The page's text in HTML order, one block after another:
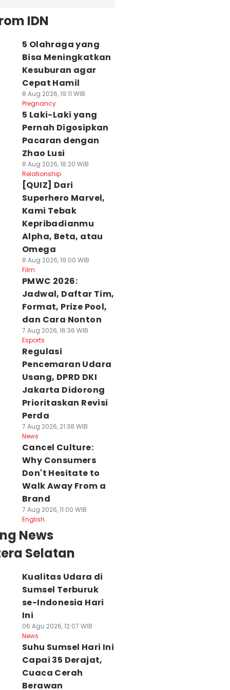
IDN
5 Olahraga yang
Bisa Meningkatkan
Kesuburan agar
Cepat Hamil
8 Aug 2026, 19:11 WIB
Pregnancy
5 Laki-Laki yang
Pernah Digosipkan
Pacaran dengan
Zhao Lusi
8 Aug 2026, 18:20 WIB
Relationship
[QUIZ] Dari
Superhero Marvel,
Kami Tebak
Kepribadianmu
Alpha, Beta, atau
Omega
8 Aug 2026, 19:00 WIB
Film
PMWC 2026:
Jadwal, Daftar Tim,
Format, Prize Pool,
dan Cara Nonton
7 Aug 2026, 16:36 WIB
Esports
Regulasi
Pencemaran Udara
Usang, DPRD DKI
Jakarta Didorong
Prioritaskan Revisi
Perda
7 Aug 2026, 21:38 WIB
News
Cancel Culture:
Why Consumers
Don't Hesitate to
Walk Away From a
Brand
7 Aug 2026, 11:00 WIB
English
News
Selatan
Kualitas Udara di
Sumsel Terburuk
se-Indonesia Hari
Ini
06 Agu 2026, 12:07 WIB
News
Suhu Sumsel Hari Ini
Capai 35 Derajat,
Cuaca Cerah
Berawan